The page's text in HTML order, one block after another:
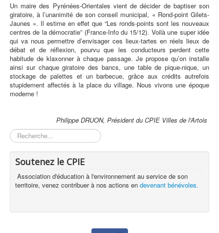
Un maire des Pyrénées-Orientales vient de décider de baptiser son
giratoire, à l’unanimité de son conseil municipal, « Rond-point Gilets-
Jaunes ». Il estime en effet que “Les ronds-points sont les nouveaux
centres de la démocratie” (France-Info du 15/12). Voilà une super idée
qui va nous permettre d’envisager ces lieux-tartes en réels lieux de
débat et de réflexion, pourvu que les conducteurs perdent cette
habitude de klaxonner à chaque passage. Je propose qu’on installe
ainsi sur chaque giratoire des bancs, une table de pique-nique, un
stockage de palettes et un barbecue, grâce aux crédits autrefois
stupidement affectés à la place du village. Nous vivons une époque
moderne !
Philippe DRUON, Président du CPIE Villes de l'Artois
Rechercher
Soutenez le CPIE
Association d'éducation à l'environnement au service de son
territoire, venez contribuer à nos actions en devenant bénévoles.